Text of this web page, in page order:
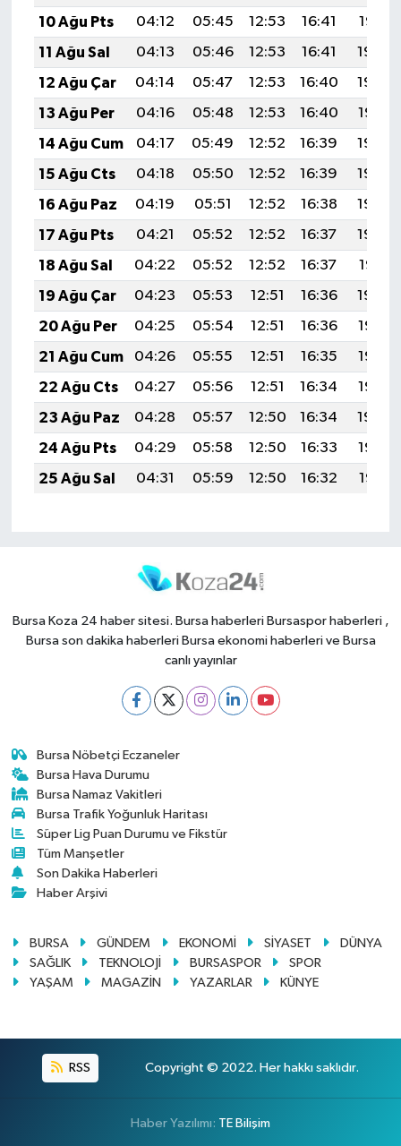
10 Ağu Pts
04:12 05:45 12:53 16:41
19:51
11 Ağu Sal
04:13 05:46 12:53 16:41
19:50
12 Ağu Çar
04:14 05:47 12:53 16:40
19:48
13 Ağu Per
04:16 05:48 12:53 16:40
19:47
14 Ağu Cum
04:17 05:49 12:52 16:39
19:46
15 Ağu Cts
04:18 05:50 12:52 16:39
19:45
16 Ağu Paz
04:19 05:51 12:52 16:38
19:43
17 Ağu Pts
04:21 05:52 12:52 16:37
19:42
18 Ağu Sal
04:22 05:52 12:52 16:37
19:41
19 Ağu Çar
04:23 05:53 12:51 16:36
19:39
20 Ağu Per
04:25 05:54 12:51 16:36
19:38
21 Ağu Cum
04:26 05:55 12:51 16:35
19:37
22 Ağu Cts
04:27 05:56 12:51 16:34
19:35
23 Ağu Paz
04:28 05:57 12:50 16:34
19:34
24 Ağu Pts
04:29 05:58 12:50 16:33
19:33
25 Ağu Sal
04:31 05:59 12:50 16:32 19:31
Bursa Koza 24 haber sitesi. Bursa haberleri Bursaspor haberleri ,
Bursa son dakika haberleri Bursa ekonomi haberleri ve Bursa
canlı yayınlar
Bursa Nöbetçi Eczaneler
Bursa Hava Durumu
Bursa Namaz Vakitleri
Bursa Trafik Yoğunluk Haritası
Süper Lig Puan Durumu ve Fikstür
Tüm Manşetler
Son Dakika Haberleri
Haber Arşivi
BURSA GÜNDEM EKONOMİ SİYASET
DÜNYA
SAĞLIK
TEKNOLOJİ BURSASPOR
SPOR
YAŞAM
MAGAZİN YAZARLAR KÜNYE
RSS Copyright © 2022. Her hakkı saklıdır.
Haber Yazılımı: TE Bilişim